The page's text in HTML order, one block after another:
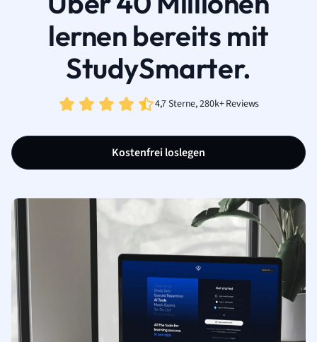
lernen bereits mit
StudySmarter.
4,7 Sterne, 280k+ Reviews
Kostenfrei loslegen